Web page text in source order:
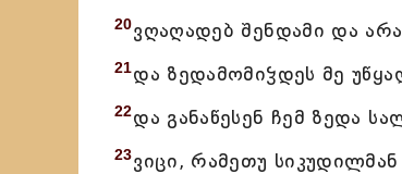
20ვღაღადებ შენდამი და
21და ზედამომიჴდეს მე
22და განაწესენ ჩემ ზედა
23ვიცი, რამეთუ